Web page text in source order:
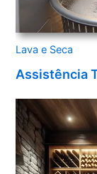
Lava e Seca
Assistência